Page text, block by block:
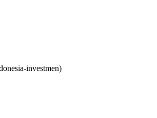
investmen)